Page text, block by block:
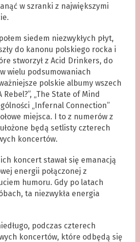
w szranki z największymi
siedem niezwykłych płyt,
do kanonu polskiego rocka i
stworzył z Acid Drinkers, do
wielu podsumowaniach
polskie albumy wszech
Rebel?”, „The State of Mind
„Infernal Connection”
miejsca. I to z numerów z
będą setlisty czterech
koncertów.
koncert stawał się emanacją
energii połączonej z
humoru. Gdy po latach
ta niezwykła energia
podczas czterech
koncertów, które odbędą się